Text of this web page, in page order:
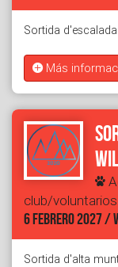
Sortida
Más
club/
6 FEBRERO 2027 /
Sortida d'alta